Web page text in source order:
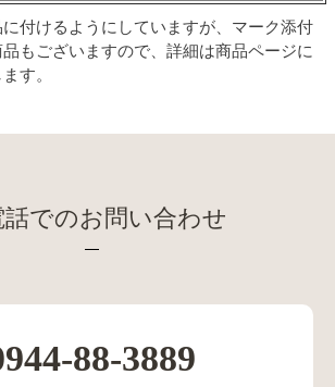
付けるようにしていますが、マーク添付
もございますので、詳細は商品ページに
す。
話でのお問い合わせ
88-3889